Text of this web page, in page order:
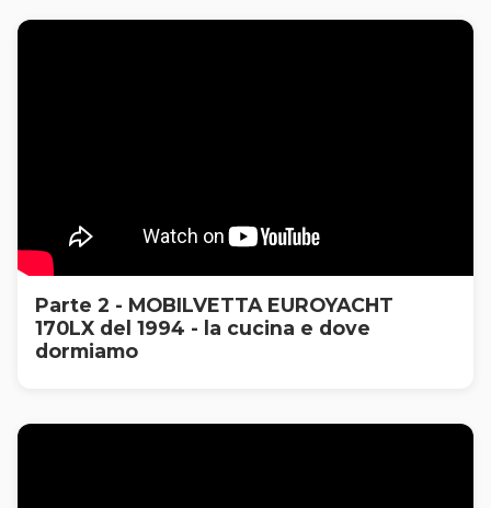
Parte 2 - MOBILVETTA EUROYACHT
170LX del 1994 - la cucina e dove
dormiamo